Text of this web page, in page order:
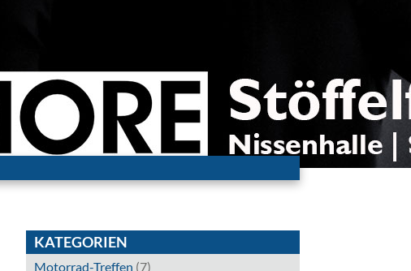
KATEGORIEN
Motorrad-Treffen (7)